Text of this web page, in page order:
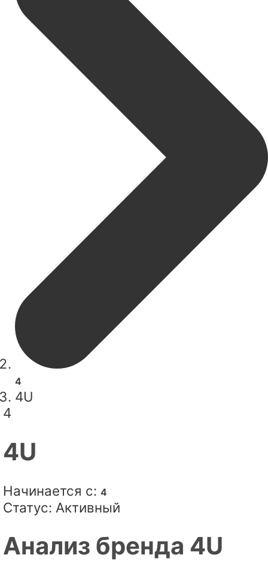
4
4U
4
4U
Начинается с: 4
Статус: Активный
Анализ бренда 4U